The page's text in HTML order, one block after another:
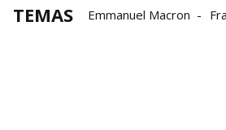
TEMAS Emmanuel Macron